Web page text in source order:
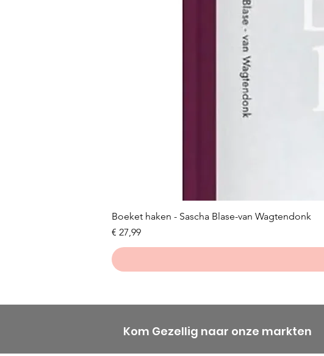
Boeket haken - Sascha Blase-van Wagtendonk
Prijs
€ 27,99
Kom Gezellig naar onze markten